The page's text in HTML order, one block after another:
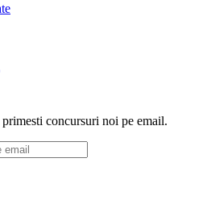
concursuri noi pe email.